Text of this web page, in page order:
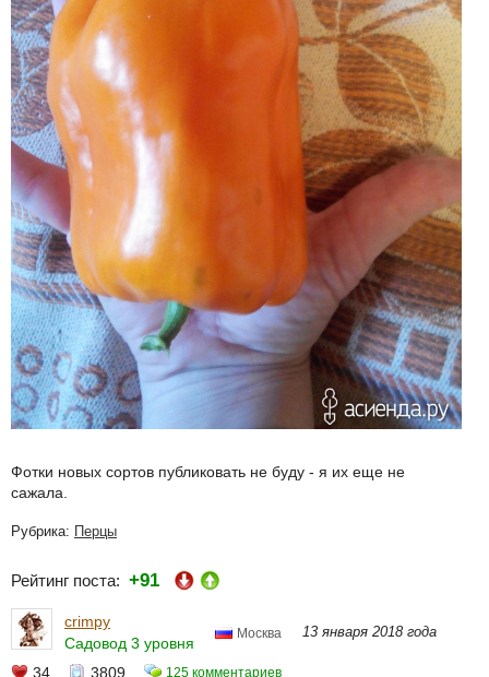
Фотки новых сортов публиковать не буду - я их еще не
сажала.
Рубрика: Перцы
Рейтинг поста: +91
crimpy
Садовод 3 уровня
Москва 13 января 2018 года
34 3809 125 комментариев